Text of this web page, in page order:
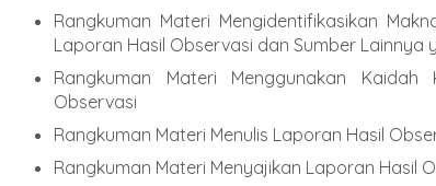
Rangkuman Materi Mengidentifikasikan
Laporan Hasil Observasi dan Sumber Lainnya
Rangkuman Materi Menggunakan
Observasi
Rangkuman Materi Menulis Laporan Hasil
Rangkuman Materi Menyajikan Laporan Hasil